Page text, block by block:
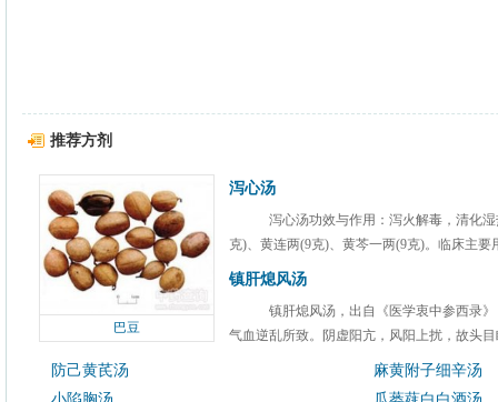
推荐方剂
巴豆
泻心汤
泻心汤功效与作用：泻火解毒，清化
克)、黄连两(9克)、黄芩一两(9克)。临床主要
镇肝熄风汤
镇肝熄风汤，出自《医学衷中参西录
气血逆乱所致。阴虚阳亢，风阳上扰，故头
防己黄芪汤
麻黄附子细辛汤